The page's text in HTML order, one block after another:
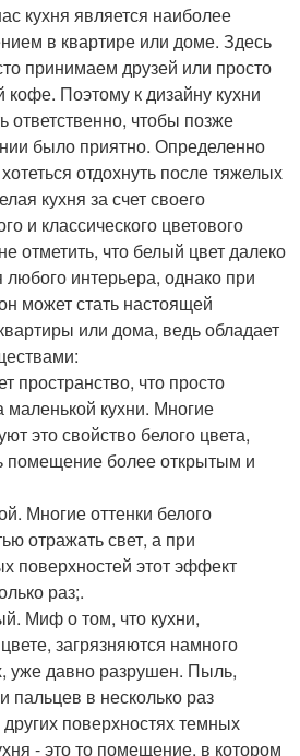
кухня является наиболее
в квартире или доме. Здесь
принимаем друзей или просто
Поэтому к дизайну кухни
ответственно, чтобы позже
было приятно. Определенно
отдохнуть после тяжелых
кухня за счет своего
и классического цветового
отметить, что белый цвет далеко
интерьера, однако при
может стать настоящей
или дома, ведь обладает
пространство, что просто
маленькой кухни. Многие
это свойство белого цвета,
помещение более открытым и
Многие оттенки белого
отражать свет, а при
поверхностей этот эффект
раз;.
Миф о том, что кухни,
загрязняются намного
уже давно разрушен. Пыль,
пальцев в несколько раз
поверхностях темных
- это то помещение, в котором